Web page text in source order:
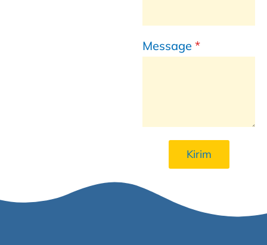
Message *
Kirim